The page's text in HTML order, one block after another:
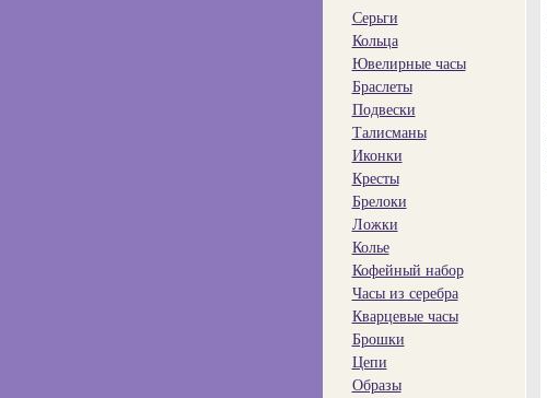
Серьги
Кольца
Ювелирные часы
Браслеты
Подвески
Талисманы
Иконки
Кресты
Брелоки
Ложки
Колье
Кофейный набор
Часы из серебра
Кварцевые часы
Брошки
Цепи
Образы